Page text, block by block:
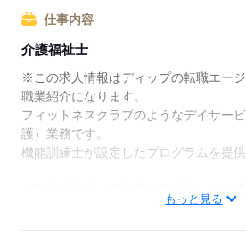
リアアドバイザーが入職まで無料で
★ご利用メリット
日本最大級の求人情報の中からぴっ
介｡
履歴書作成のアドバイスや面接日の
お給料、お休み、入職時期の交渉
費用は一切かかりません。
仕事内容
介護福祉士
※この求人情報はディップの転職エー
職業紹介になります。
フィットネスクラブのようなデイサー
護）業務です。
機能訓練士が設定したプログラムを提供
ン病、整形外科的疾患などを患った方
練に特化したデイサービスです。
もっと見る